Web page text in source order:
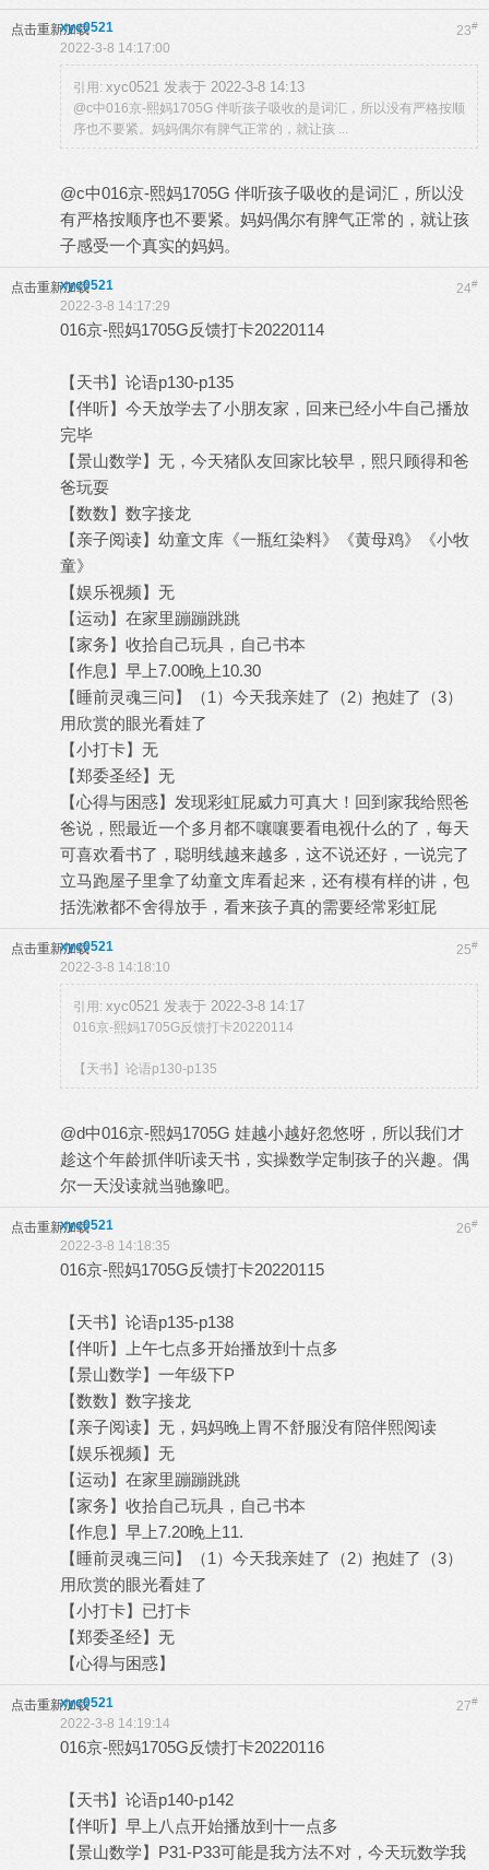
点击重新加载 23#
xyc0521
2022-3-8 14:17:00
引用: xyc0521 发表于 2022-3-8 14:13
@c中016京-熙妈1705G 伴听孩子吸收的是词汇，所以没有严格按顺
序也不要紧。妈妈偶尔有脾气正常的，就让孩 ...
@c中016京-熙妈1705G 伴听孩子吸收的是词汇，所以没
有严格按顺序也不要紧。妈妈偶尔有脾气正常的，就让孩
子感受一个真实的妈妈。
点击重新加载 24#
xyc0521
2022-3-8 14:17:29
016京-熙妈1705G反馈打卡20220114
【天书】论语p130-p135
【伴听】今天放学去了小朋友家，回来已经小牛自己播放
完毕
【景山数学】无，今天猪队友回家比较早，熙只顾得和爸
爸玩耍
【数数】数字接龙
【亲子阅读】幼童文库《一瓶红染料》《黄母鸡》《小牧
童》
【娱乐视频】无
【运动】在家里蹦蹦跳跳
【家务】收拾自己玩具，自己书本
【作息】早上7.00晚上10.30
【睡前灵魂三问】（1）今天我亲娃了（2）抱娃了（3）
用欣赏的眼光看娃了
【小打卡】无
【郑委圣经】无
【心得与困惑】发现彩虹屁威力可真大！回到家我给熙爸
爸说，熙最近一个多月都不嚷嚷要看电视什么的了，每天
可喜欢看书了，聪明线越来越多，这不说还好，一说完了
立马跑屋子里拿了幼童文库看起来，还有模有样的讲，包
括洗漱都不舍得放手，看来孩子真的需要经常彩虹屁
点击重新加载 25#
xyc0521
2022-3-8 14:18:10
引用: xyc0521 发表于 2022-3-8 14:17
016京-熙妈1705G反馈打卡20220114
【天书】论语p130-p135
@d中016京-熙妈1705G 娃越小越好忽悠呀，所以我们才
趁这个年龄抓伴听读天书，实操数学定制孩子的兴趣。偶
尔一天没读就当驰豫吧。
点击重新加载 26#
xyc0521
2022-3-8 14:18:35
016京-熙妈1705G反馈打卡20220115
【天书】论语p135-p138
【伴听】上午七点多开始播放到十点多
【景山数学】一年级下P
【数数】数字接龙
【亲子阅读】无，妈妈晚上胃不舒服没有陪伴熙阅读
【娱乐视频】无
【运动】在家里蹦蹦跳跳
【家务】收拾自己玩具，自己书本
【作息】早上7.20晚上11.
【睡前灵魂三问】（1）今天我亲娃了（2）抱娃了（3）
用欣赏的眼光看娃了
【小打卡】已打卡
【郑委圣经】无
【心得与困惑】
点击重新加载 27#
xyc0521
2022-3-8 14:19:14
016京-熙妈1705G反馈打卡20220116
【天书】论语p140-p142
【伴听】早上八点开始播放到十一点多
【景山数学】P31-P33可能是我方法不对，今天玩数学我